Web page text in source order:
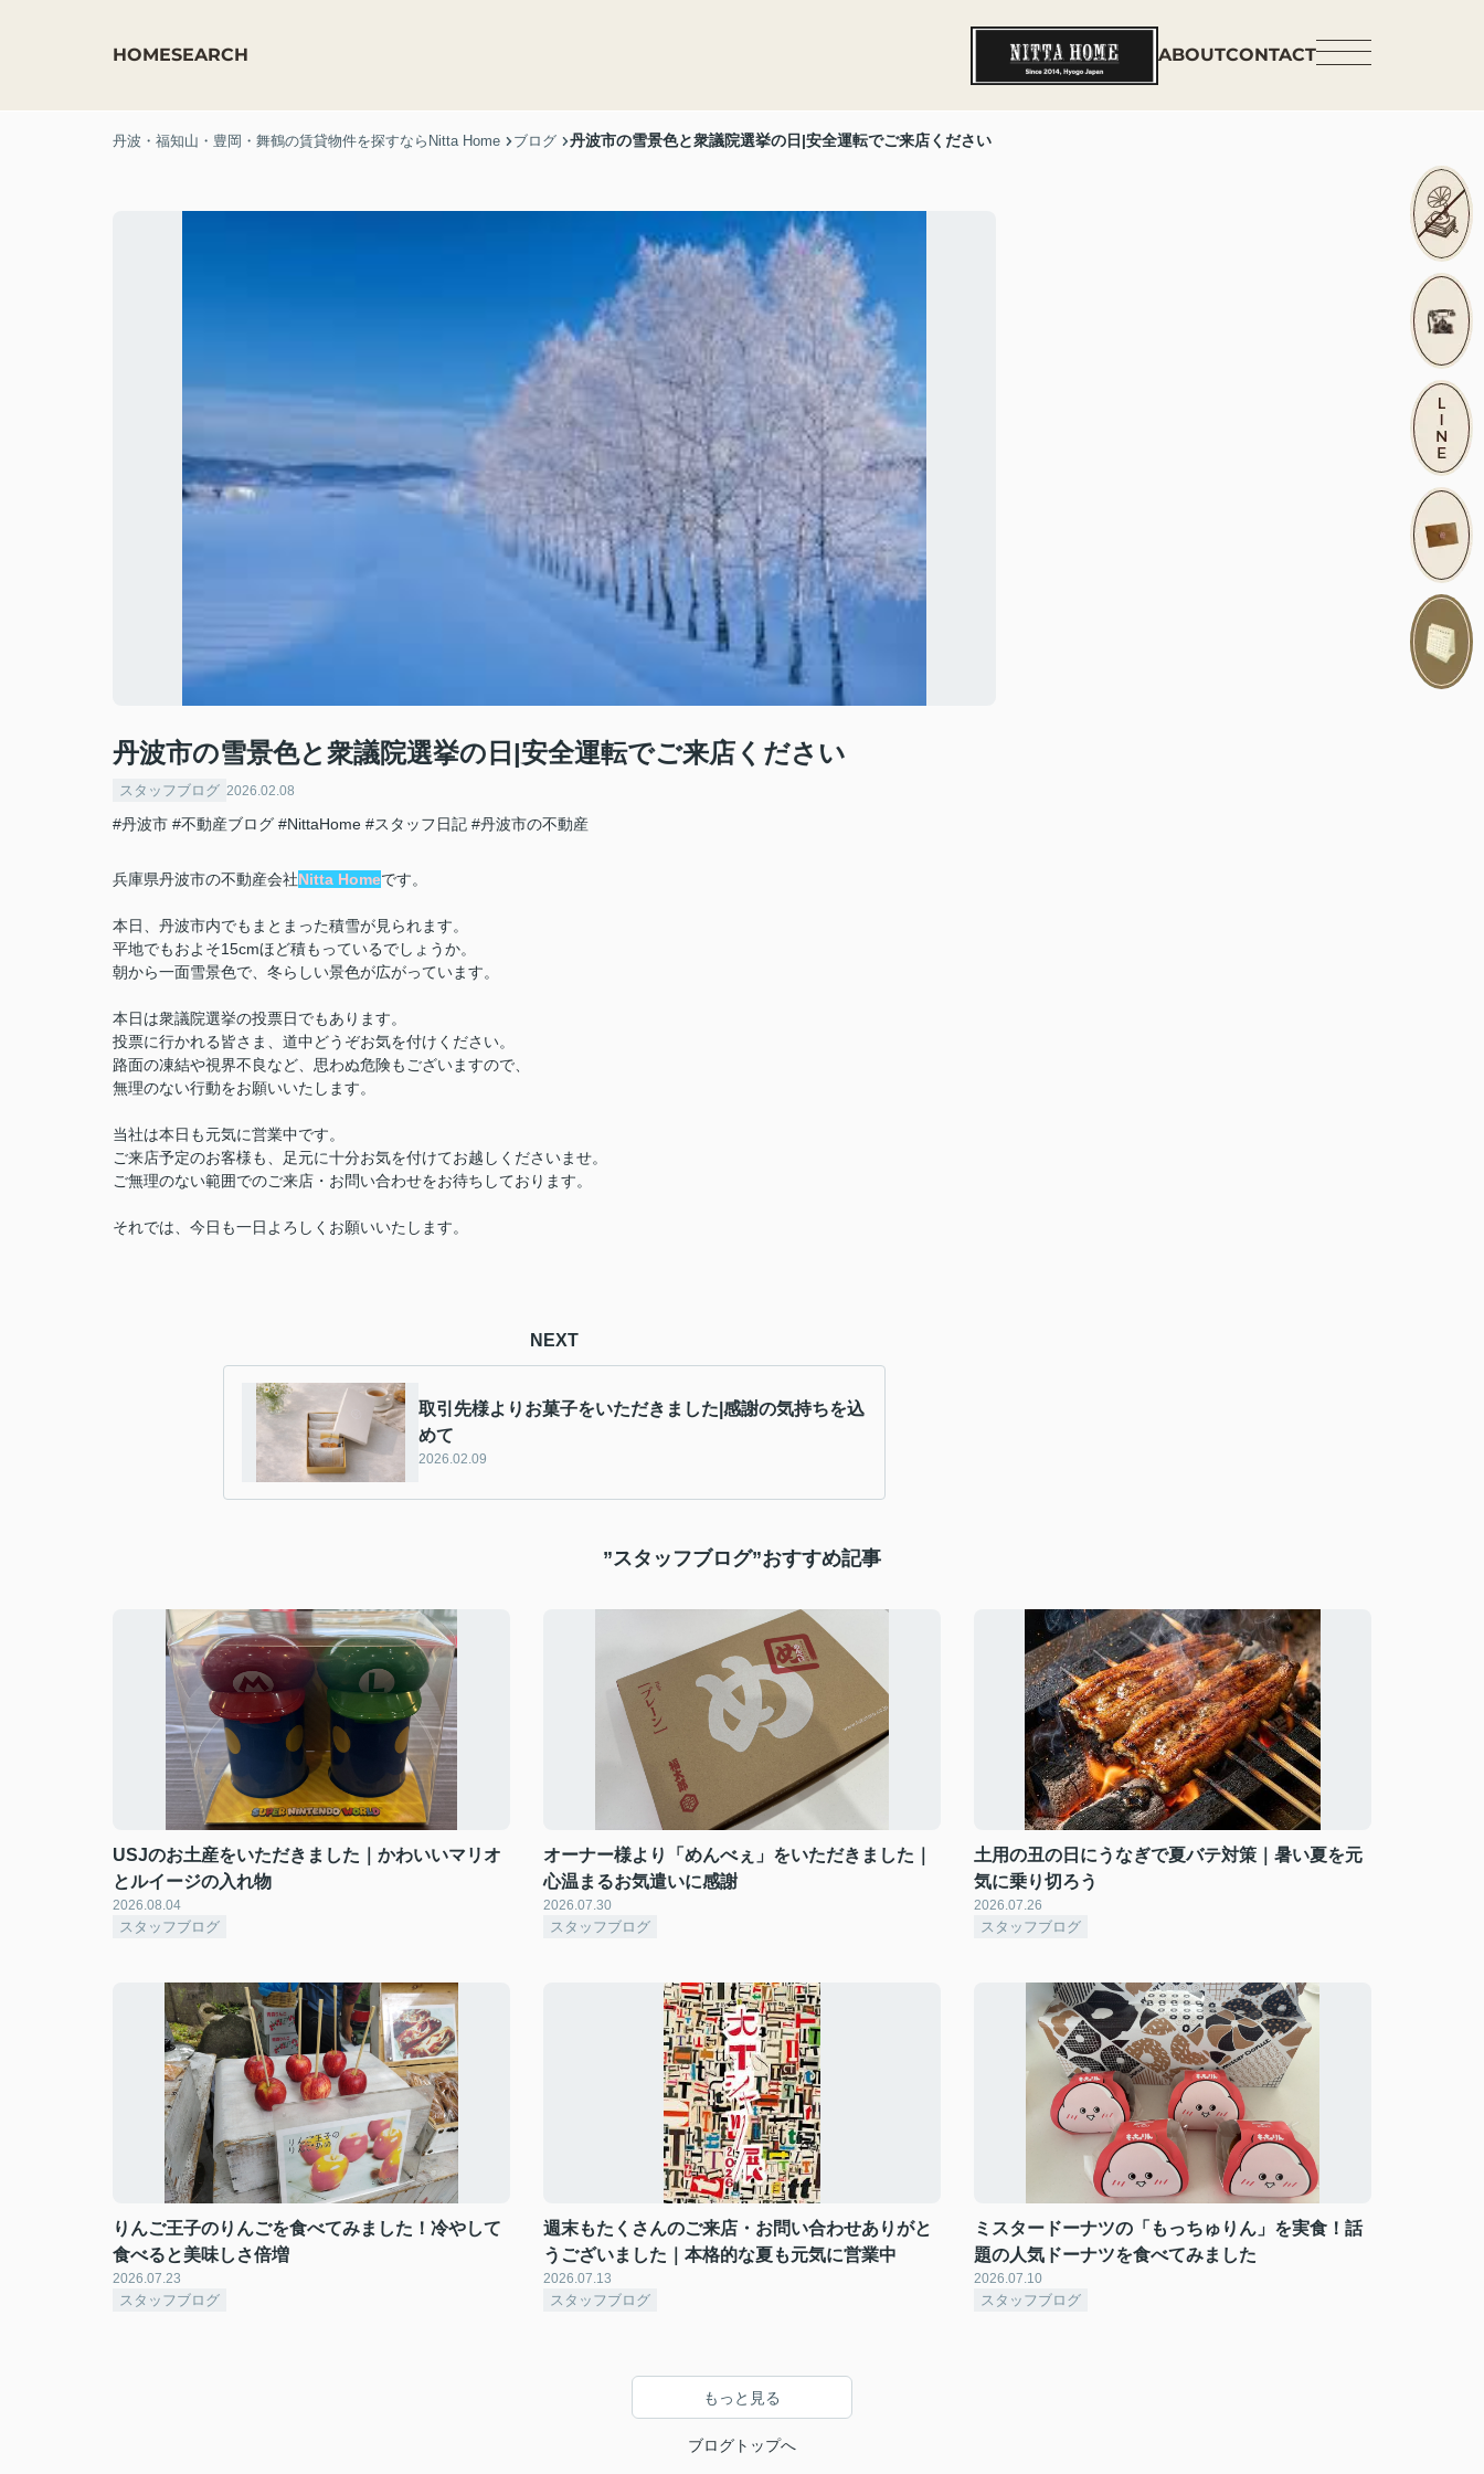
HOMESEARCH ABOUTCONTACT
丹波・福知山・豊岡・舞鶴の賃貸物件を探すならNitta Home ブログ 丹波市の雪景色と衆議院選挙の日|安全運転でご来店ください
丹波市の雪景色と衆議院選挙の日|安全運転でご来店ください
スタッフブログ 2026.02.08
#丹波市 #不動産ブログ #NittaHome #スタッフ日記 #丹波市の不動産
兵庫県丹波市の不動産会社Nitta Homeです。
本日、丹波市内でもまとまった積雪が見られます。
平地でもおよそ15cmほど積もっているでしょうか。
朝から一面雪景色で、冬らしい景色が広がっています。
本日は衆議院選挙の投票日でもあります。
投票に行かれる皆さま、道中どうぞお気を付けください。
路面の凍結や視界不良など、思わぬ危険もございますので、
無理のない行動をお願いいたします。
当社は本日も元気に営業中です。
ご来店予定のお客様も、足元に十分お気を付けてお越しくださいませ。
ご無理のない範囲でのご来店・お問い合わせをお待ちしております。
それでは、今日も一日よろしくお願いいたします。
NEXT
取引先様よりお菓子をいただきました|感謝の気持ちを込
めて
2026.02.09
”スタッフブログ”おすすめ記事
USJのお土産をいただきました｜かわいいマリオ
とルイージの入れ物
2026.08.04
スタッフブログ
オーナー様より「めんべぇ」をいただきました｜
心温まるお気遣いに感謝
2026.07.30
スタッフブログ
土用の丑の日にうなぎで夏バテ対策｜暑い夏を元
気に乗り切ろう
2026.07.26
スタッフブログ
りんご王子のりんごを食べてみました！冷やして
食べると美味しさ倍増
2026.07.23
スタッフブログ
週末もたくさんのご来店・お問い合わせありがと
うございました｜本格的な夏も元気に営業中
2026.07.13
スタッフブログ
ミスタードーナツの「もっちゅりん」を実食！話
題の人気ドーナツを食べてみました
2026.07.10
スタッフブログ
もっと見る
ブログトップへ